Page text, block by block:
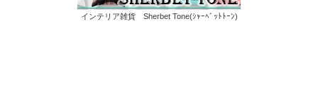
インテリア雑貨 Sherbet Tone(ｼｬｰﾍﾞｯﾄﾄｰﾝ)